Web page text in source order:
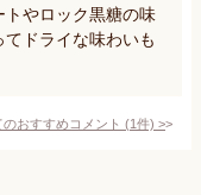
やロック黒糖の味
ドライな味わいも
のおすすめコメント (1件) >